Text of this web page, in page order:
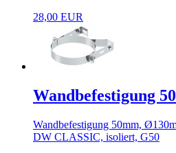
28,00 EUR
Wandbefestigung
Wandbefestigung 50mm,
DW CLASSIC, isoliert, G50